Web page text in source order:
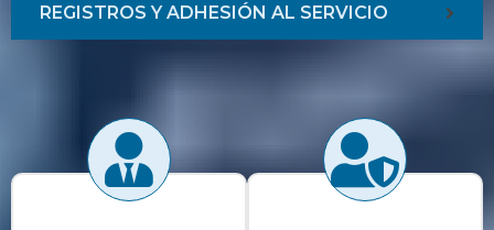
REGISTROS Y ADHESIÓN AL SERVICIO